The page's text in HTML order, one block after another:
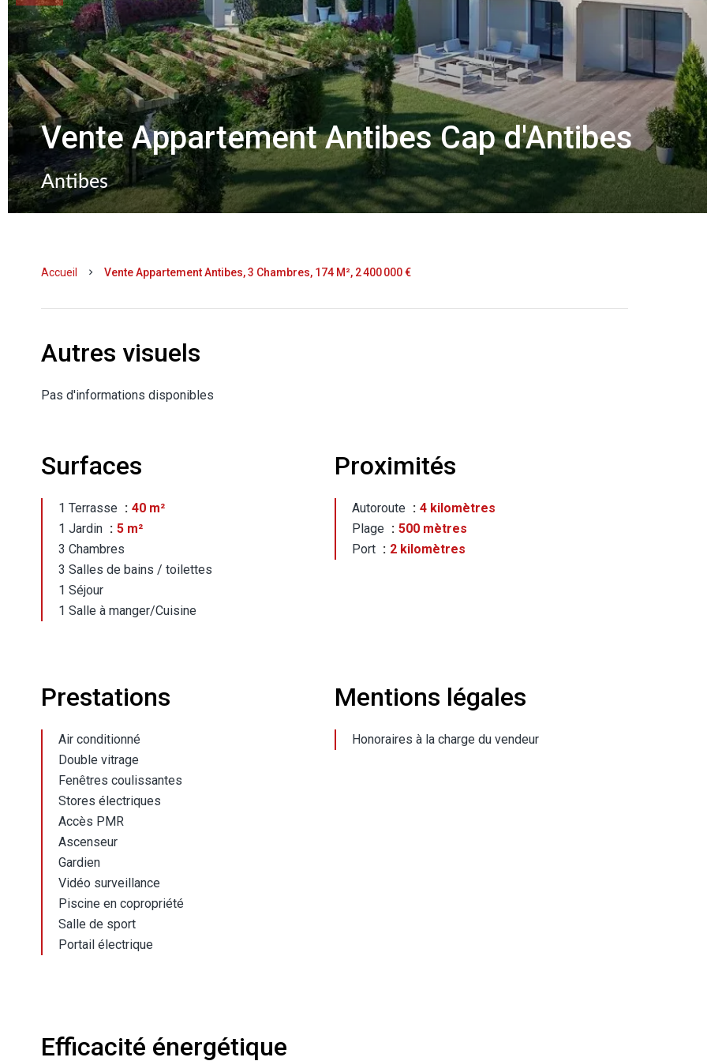
Vente Appartement Antibes Cap d'Antibes
Antibes
Accueil Vente Appartement Antibes, 3 Chambres, 174 M², 2 400 000 €
Autres visuels
Pas d'informations disponibles
Surfaces
1 Terrasse
40 m²
1 Jardin
5 m²
3 Chambres
3 Salles de bains / toilettes
1 Séjour
1 Salle à manger/Cuisine
Proximités
Autoroute
4 kilomètres
Plage
500 mètres
Port
2 kilomètres
Prestations
Air conditionné
Double vitrage
Fenêtres coulissantes
Stores électriques
Accès PMR
Ascenseur
Gardien
Vidéo surveillance
Piscine en copropriété
Salle de sport
Portail électrique
Mentions légales
Honoraires à la charge du vendeur
Efficacité énergétique